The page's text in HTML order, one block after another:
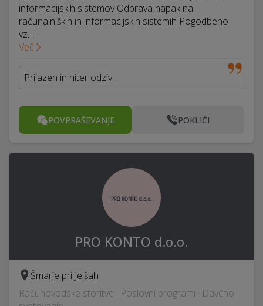
informacijskih sistemov Odprava napak na
računalniških in informacijskih sistemih Pogodbeno
vz…
Več
Prijazen in hiter odziv.
POVPRAŠEVANJE POKLIČI
PRO KONTO d.o.o.
Šmarje pri Jelšah
Računovodske storitve · Poslovni programi · Davčno